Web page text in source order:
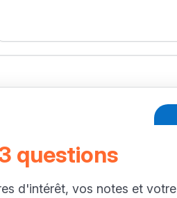
questions
d'intérêt, vos notes et votre